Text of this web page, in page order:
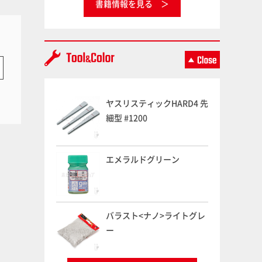
書籍情報を見る
ヤスリスティックHARD4 先
細型 #1200
エメラルドグリーン
バラスト<ナノ>ライトグレ
ー